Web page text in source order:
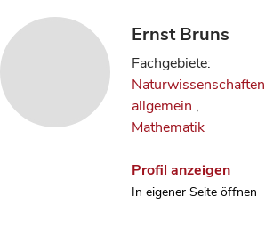
Ernst Bruns
Fachgebiete:
Naturwissenschaften
allgemein ,
Mathematik
Profil anzeigen
In eigener Seite öffnen